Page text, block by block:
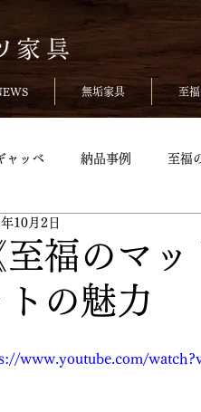
無垢家具 至
ャッベ 納品事例 至福
おしらせ
収納家具pickup
至福のマ
トの魅力
10月2日
www.youtube.com/